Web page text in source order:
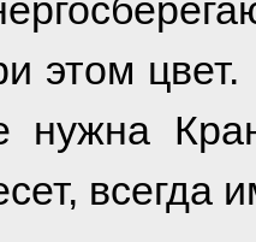
этом цвет.
нужна
всегда